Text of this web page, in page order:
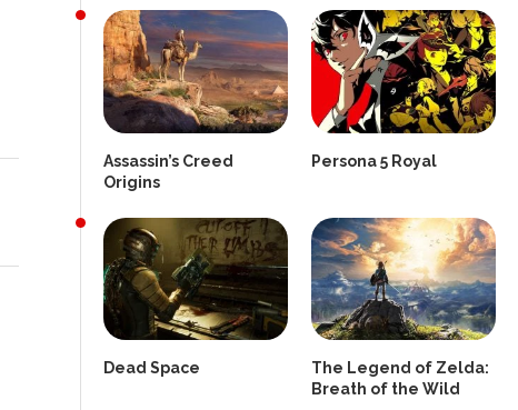
Assassin’s Creed
Origins
Persona 5 Royal
Dead Space
The Legend of Zelda:
Breath of the Wild